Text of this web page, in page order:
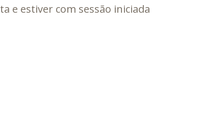
e estiver com sessão iniciada